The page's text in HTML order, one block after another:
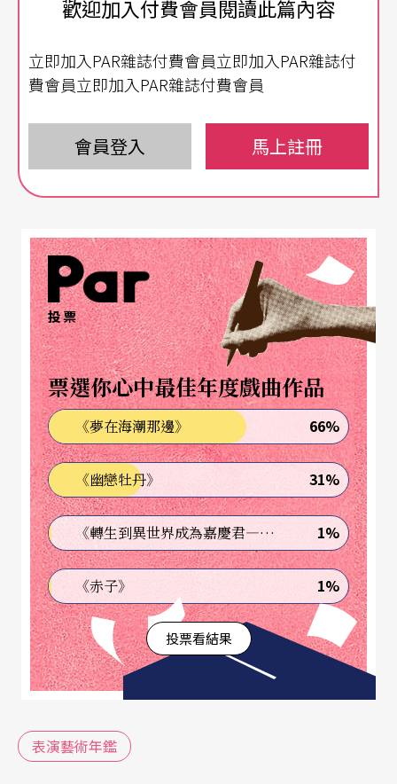
會，絞盡腦汁尋找線索。
戲曲，各自依其不同的美學專業領域規劃介紹，然
而舞台上的演出常是整體的藝術呈現，互爲影響，
出，劇情的「節奏」、演員的「肢體」都可以是切
入探討的角度。觀「劇場」表演藝術視角應該是更
多元的，因此，「跨界」的觀點交流與經驗互享是
日後我們企劃的方向。
跨界想法的延伸，新媒材的運用也是我們注意的焦
點，影片、電子器材、電腦網路，新科技對舞台呈
現的影響將逐漸擴大，打開新視窗才能讓我們擁有
更廣闊的想像空間，及更豐富的創作素材。在「新
視窗」單元裡，爵士樂、電子樂、世界音樂、影片
舞蹈，聽覺的、視覺的不同藝術形態將會陸續的推
出、介紹。另外，台上台下的交流也是規劃重點，
邀請創作者親自回答讀者對演出的疑惑，分享創作
經驗、拉近彼此間的距離。
視野的探索、話題的開發，從版面的設計到內容的
力也需要讀者的參與，您的意見才能讓我們紙上的
歡迎加入付費會員閱讀此篇內容
立即加入PAR雜誌付費會員立即加入PAR雜誌付
費會員立即加入PAR雜誌付費會員
會員登入 馬上註冊
投票
票選你心中最佳年度戲曲作品
《夢在海潮那邊》 66%
《幽戀牡丹》 31%
《轉生到異世界成為嘉慶君—發現我的祖先是詐騙集團!?》 1%
《赤子》 1%
投票看結果
表演藝術年鑑